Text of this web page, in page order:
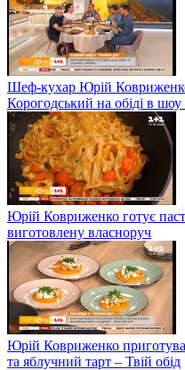
Шеф-кухар Юрій Ковриженко
Корогодський на обіді в
Юрій Ковриженко готує
виготовлену власноруч
Юрій Ковриженко
та яблучний тарт – Твій обід